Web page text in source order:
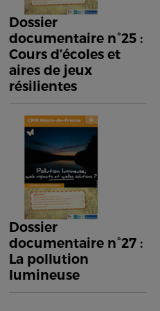
Dossier
documentaire n°25 :
Cours d’écoles et
aires de jeux
résilientes
Dossier
documentaire n°27 :
La pollution
lumineuse